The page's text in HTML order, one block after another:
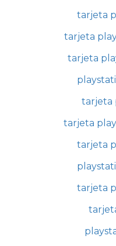
tarjeta
tarjeta
tarjeta
tarjeta
tarjeta
tarjeta
tarjeta